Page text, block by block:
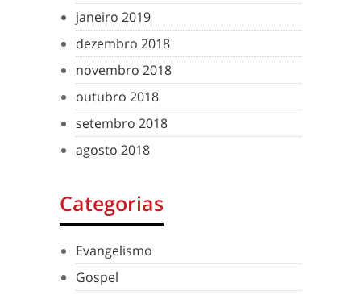
janeiro 2019
dezembro 2018
novembro 2018
outubro 2018
setembro 2018
agosto 2018
Categorias
Evangelismo
Gospel